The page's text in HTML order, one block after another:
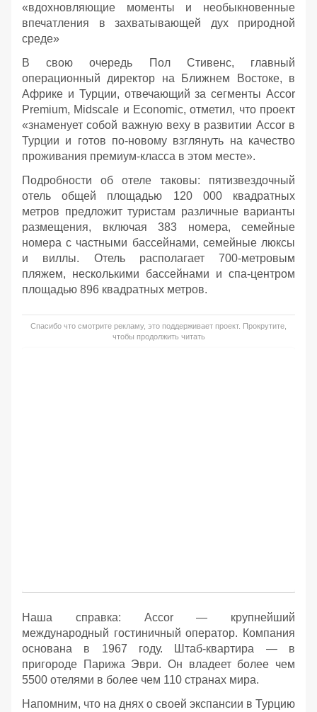
«вдохновляющие моменты и необыкновенные
впечатления в захватывающей дух природной
среде»
В свою очередь Пол Стивенс, главный
операционный директор на Ближнем Востоке, в
Африке и Турции, отвечающий за сегменты Accor
Premium, Midscale и Economic, отметил, что проект
«знаменует собой важную веху в развитии Accor в
Турции и готов по-новому взглянуть на качество
проживания премиум-класса в этом месте».
Подробности об отеле таковы: пятизвездочный
отель общей площадью 120 000 квадратных
метров предложит туристам различные варианты
размещения, включая 383 номера, семейные
номера с частными бассейнами, семейные люксы
и виллы. Отель располагает 700-метровым
пляжем, несколькими бассейнами и спа-центром
площадью 896 квадратных метров.
Спасибо что смотрите рекламу, это поддерживает проект. Прокрутите,
чтобы продолжить читать
Наша справка: Accor — крупнейший
международный гостиничный оператор. Компания
основана в 1967 году. Штаб-квартира — в
пригороде Парижа Эври. Он владеет более чем
5500 отелями в более чем 110 странах мира.
Напомним, что на днях о своей экспансии в Турцию